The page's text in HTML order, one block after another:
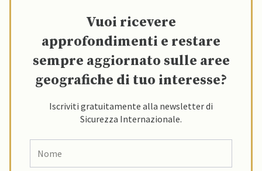
Vuoi ricevere
approfondimenti e restare
sempre aggiornato sulle aree
geografiche di tuo interesse?
Iscriviti gratuitamente alla newsletter di
Sicurezza Internazionale.